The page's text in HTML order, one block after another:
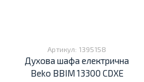
Артикул: 1395158
Духова шафа електрична
Beko BBIM 13300 CDXE